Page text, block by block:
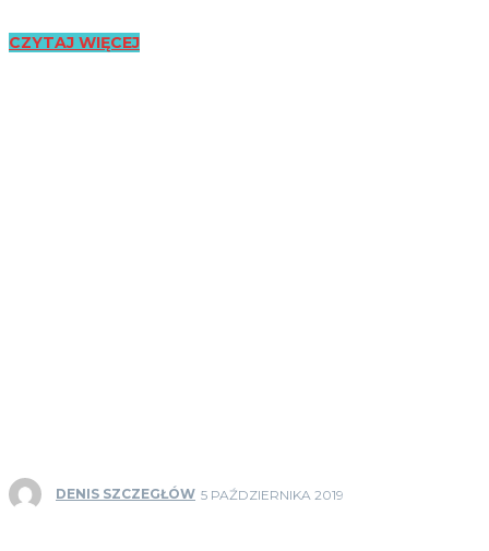
CZYTAJ WIĘCEJ
DENIS SZCZEGŁÓW 5 PAŹDZIERNIKA 2019